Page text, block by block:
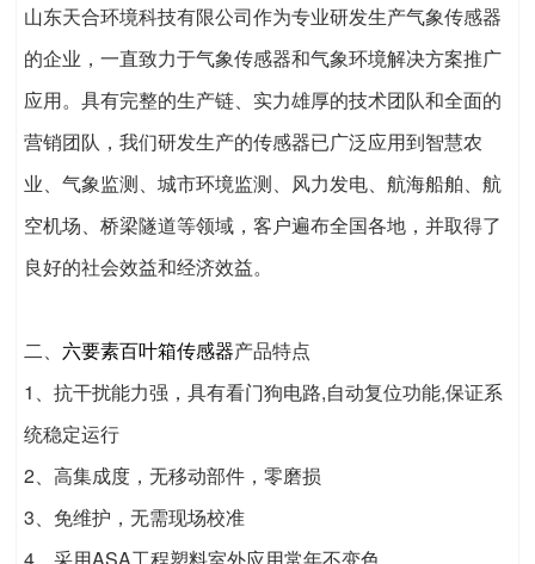
山东天合环境科技有限公司作为专业研发生产气象传感器
的企业，一直致力于气象传感器和气象环境解决方案推广
应用。具有完整的生产链、实力雄厚的技术团队和全面的
营销团队，我们研发生产的传感器已广泛应用到智慧农
业、气象监测、城市环境监测、风力发电、航海船舶、航
空机场、桥梁隧道等领域，客户遍布全国各地，并取得了
良好的社会效益和经济效益。
二、 六要素百叶箱传感器产品特点
1、抗干扰能力强，具有看门狗电路,自动复位功能,保证系
统稳定运行
2、高集成度，无移动部件，零磨损
3、免维护，无需现场校准